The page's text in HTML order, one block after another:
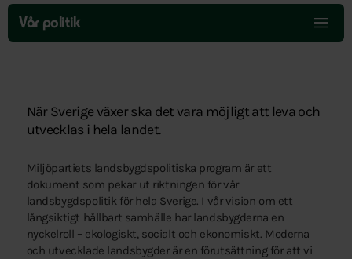
Hoppa
över
menyn
Vår politik
När Sverige växer ska det vara möjligt att leva och
utvecklas i hela landet.
Miljöpartiets landsbygdspolitiska program är ett
dokument som pekar ut riktningen för vår
landsbygdspolitik för hela Sverige. I vår vision om ett
långsiktigt hållbart samhälle har landsbygderna en
nyckelroll – ekologiskt, socialt och ekonomiskt. Moderna
och utvecklade landsbygder är en förutsättning för att vi